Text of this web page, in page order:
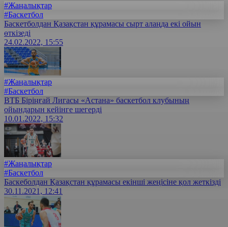
#Жаңалықтар
#Баскетбол
Баскетболдан Қазақстан құрамасы сырт алаңда екі ойын
өткізеді
24.02.2022, 15:55
#Жаңалықтар
#Баскетбол
ВТБ Біріңғай Лигасы «Астана» баскетбол клубының
ойындарын кейінге шегерді
10.01.2022, 15:32
#Жаңалықтар
#Баскетбол
Баскеболдан Қазақстан құрамасы екінші жеңісіне қол жеткізді
30.11.2021, 12:41